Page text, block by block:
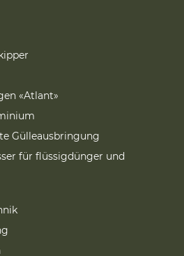
«Atlant»
Gülleausbringung
für flüssigdünger und